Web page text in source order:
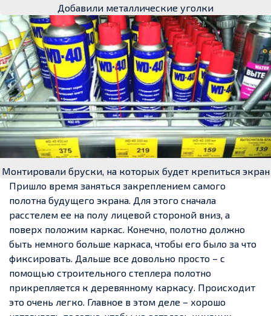
Добавили металлические уголки
Монтировали бруски, на которых будет крепиться экран
Пришло время заняться закреплением самого
полотна будущего экрана. Для этого сначала
расстелем ее на полу лицевой стороной вниз, а
поверх положим каркас. Конечно, полотно должно
быть немного больше каркаса, чтобы его было за что
фиксировать. Дальше все довольно просто – с
помощью строительного степлера полотно
прикрепляется к деревянному каркасу. Происходит
это очень легко. Главное в этом деле – хорошо